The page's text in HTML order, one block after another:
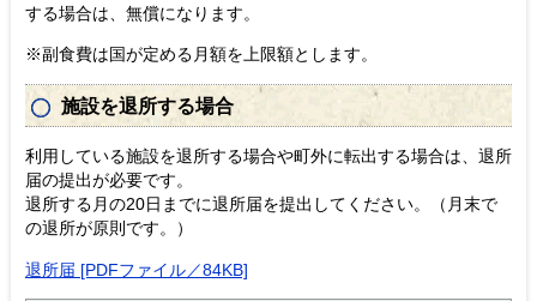
する場合は、無償になります。
※副食費は国が定める月額を上限額とします。
施設を退所する場合
利用している施設を退所する場合や町外に転出する場合は、退所
届の提出が必要です。
退所する月の20日までに退所届を提出してください。（月末で
の退所が原則です。）
退所届 [PDFファイル／84KB]